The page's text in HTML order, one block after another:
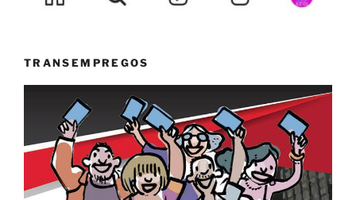
TRANSEMPREGOS